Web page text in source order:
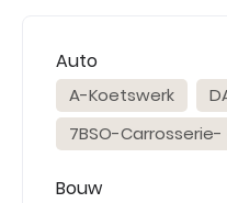
Auto
A-Koetswerk
7BSO-
Bouw